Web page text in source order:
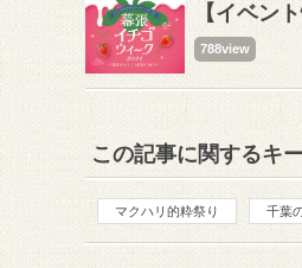
【イベン
788view
この記事に関するキ
マクハリ的粋祭り 千葉